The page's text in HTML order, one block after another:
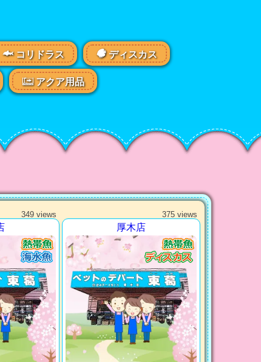
コリドラス ディスカス
アクア用品
349 views 375 views
厚木店